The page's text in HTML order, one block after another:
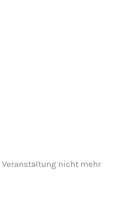
nicht mehr